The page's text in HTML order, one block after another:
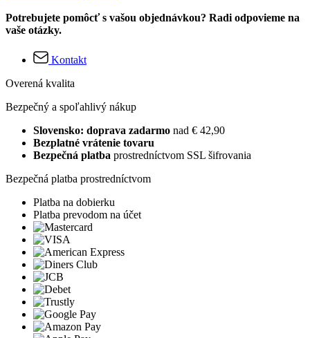
Potrebujete pomôcť s vašou objednávkou? Radi odpovieme na
vaše otázky.
Kontakt
Overená kvalita
Bezpečný a spoľahlivý nákup
Slovensko: doprava zadarmo nad € 42,90
Bezplatné vrátenie tovaru
Bezpečná platba prostredníctvom SSL šifrovania
Bezpečná platba prostredníctvom
Platba na dobierku
Platba prevodom na účet